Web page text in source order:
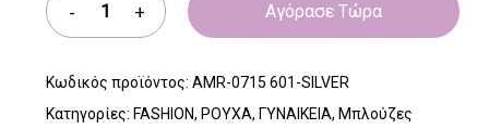
Αγόρασε Τώρα
Κωδικός προϊόντος: AMR-0715 601-SILVER
Κατηγορίες: FASHION, ΡΟΥΧΑ, ΓΥΝΑΙΚΕΙΑ, Μπλούζες